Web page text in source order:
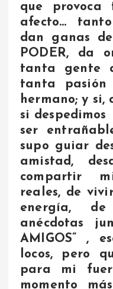
que provoca
afecto…
dan ganas
PODER, da
tanta gente
tanta
hermano; y si,
si
ser
supo guiar
amistad,
compartir
reales, de
energía,
anécdotas
AMIGOS” ,
locos, pero
para mi
momento